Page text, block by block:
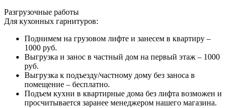
Разгрузочные работы
Для кухонных гарнитуров:
Поднимем на грузовом лифте и занесем в квартиру –
1000 руб.
Выгрузка и занос в частный дом на первый этаж – 1000
руб.
Выгрузка к подъезду/частному дому без заноса в
помещение – бесплатно.
Подъем кухни в квартирные дома без лифта возможен и
просчитывается заранее менеджером нашего магазина.